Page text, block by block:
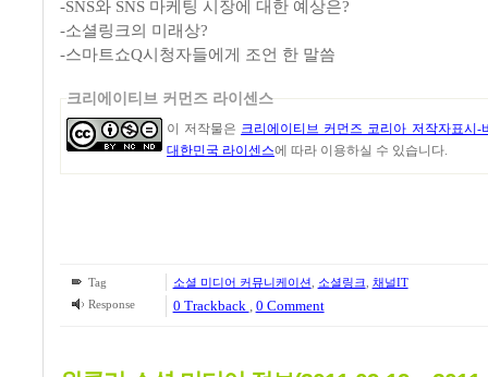
-SNS와 SNS 마케팅 시장에 대한 예상은?
-소셜링크의 미래상?
-스마트쇼Q시청자들에게 조언 한 말씀
크리에이티브 커먼즈 라이센스
이 저작물은 크리에이티브 커먼즈 코리아 저작자표시-
대한민국 라이센스에 따라 이용하실 수 있습니다.
Tag 소셜 미디어 커뮤니케이션 소셜링크 채널IT
Response
0 Trackback 0 Comment